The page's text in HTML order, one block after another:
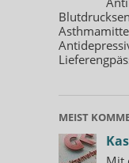
MEIST